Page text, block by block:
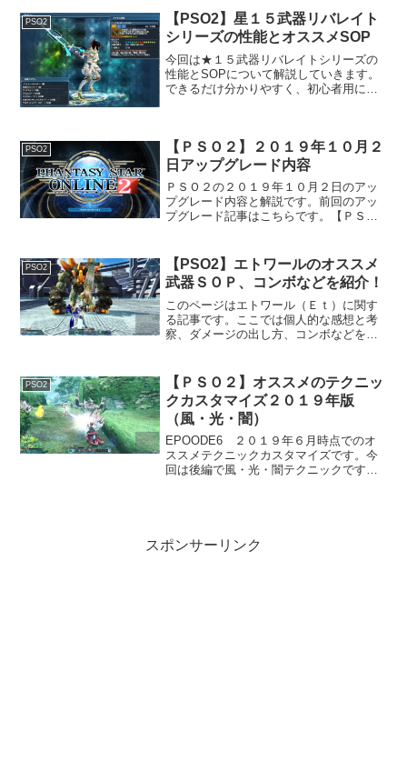
の１パターンの５パターンを知る必要が
出てきます。※...
PSO2
【PSO2】星１５武器リバレイト
シリーズの性能とオススメSOP
今回は★１５武器リバレイトシリーズの
性能とSOPについて解説していきます。
できるだけ分かりやすく、初心者用に解
シリーズの作り方と...
PSO2
【ＰＳＯ２】２０１９年１０月２
日アップグレード内容
ＰＳＯ２の２０１９年１０月２日のアッ
プグレード内容と解説です。前回のアッ
プグレード記事はこちらです。【ＰＳＯ
ィンスターナイトが販売開始されまし
た。同年１１月６日まで販売...
PSO2
【PSO2】エトワールのオススメ
武器ＳＯＰ、コンボなどを紹介！
このページはエトワール（Ｅｔ）に関す
る記事です。ここでは個人的な感想と考
察、ダメージの出し方、コンボなどを書
い。随時更新予定です。ステータスにつ
いてＨＰエトワールは被ダメ...
PSO2
【ＰＳＯ２】オススメのテクニッ
クカスタマイズ２０１９年版
（風・光・闇）
EPOODE6 ２０１９年６月時点でのオ
ススメテクニックカスタマイズです。今
回は後編で風・光・闇テクニックです。
スポンサーリンク